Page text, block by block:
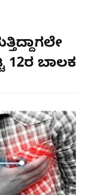
12ರ ಬಾಲಕ